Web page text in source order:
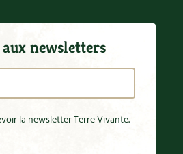
newsletters
la newsletter Terre Vivante.